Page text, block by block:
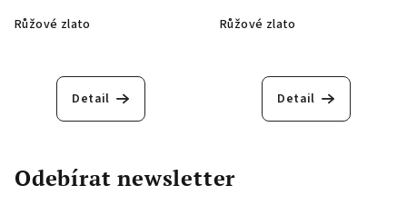
Růžové zlato
Detail
Růžové zlato
Detail
Odebírat newsletter